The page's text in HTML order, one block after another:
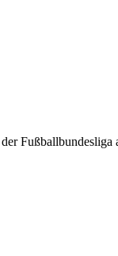
Fußballbundesliga